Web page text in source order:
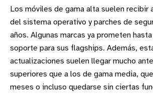
Los móviles de gama alta suelen recibir
del sistema operativo y parches de
años. Algunas marcas ya prometen
soporte para sus flagships. Además,
actualizaciones suelen llegar mucho
superiores que a los de gama media,
meses o incluso quedarse sin ciertas